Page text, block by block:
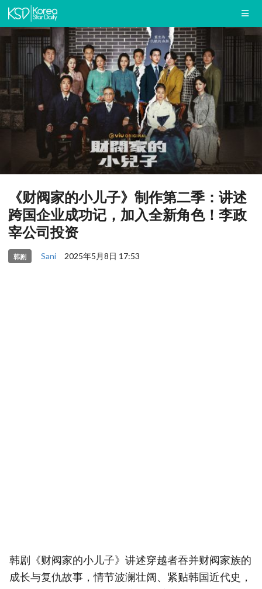
《财阀家的小儿子》制作第二季：讲述
跨国企业成功记，加入全新角色！李政
宰公司投资
韩剧 Sani 2025年5月8日 17:53
韩剧《财阀家的小儿子》讲述穿越者吞并财阀家族的
成长与复仇故事，情节波澜壮阔、紧贴韩国近代史，